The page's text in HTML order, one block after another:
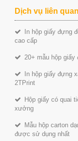
Dịch vụ liên
In hộp giấy đựng
cao cấp
20+ mẫu hộp
In hộp giấy đựng
2TPrint
Hộp giấy có quai
xưởng
Mẫu hộp carton
được sử dụng nhất